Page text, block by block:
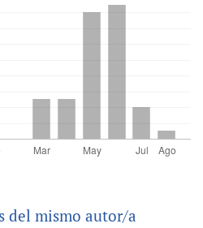
del mismo autor/a